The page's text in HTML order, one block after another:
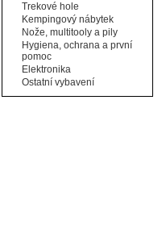
Trekové hole
Kempingový nábytek
Nože, multitooly a pily
Hygiena, ochrana a první
pomoc
Elektronika
Ostatní vybavení